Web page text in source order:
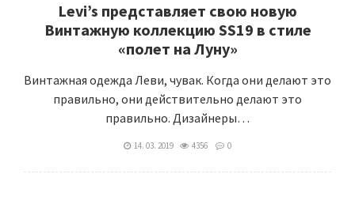
Levi’s представляет свою новую
Винтажную коллекцию SS19 в стиле
«полет на Луну»
Винтажная одежда Леви, чувак. Когда они делают это
правильно, они действительно делают это
правильно. Дизайнеры…
14. 03. 2019 4356 0